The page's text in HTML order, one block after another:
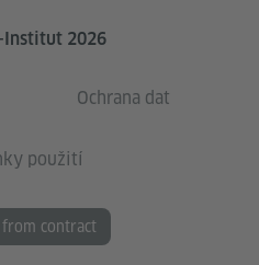
2026
Ochrana dat
použití
contract